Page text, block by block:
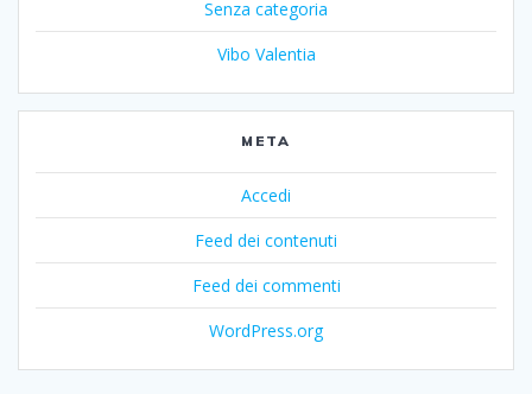
Senza categoria
Vibo Valentia
META
Accedi
Feed dei contenuti
Feed dei commenti
WordPress.org